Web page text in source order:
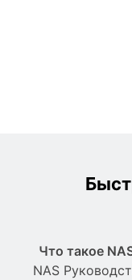
Что такое
NAS